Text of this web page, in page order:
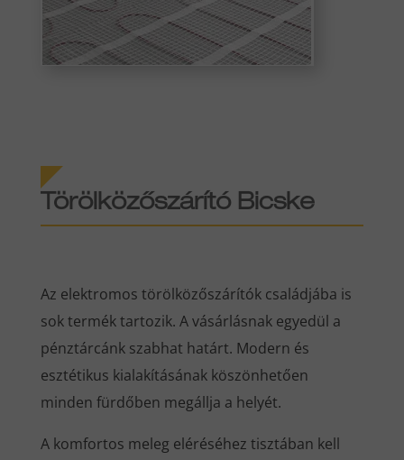
Törölközőszárító Bicske
Az elektromos törölközőszárítók családjába is
sok termék tartozik. A vásárlásnak egyedül a
pénztárcánk szabhat határt. Modern és
esztétikus kialakításának köszönhetően
minden fürdőben megállja a helyét.
A komfortos meleg eléréséhez tisztában kell